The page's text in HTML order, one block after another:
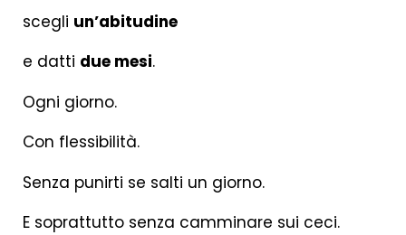
scegli un’abitudine
e datti due mesi.
Ogni giorno.
Con flessibilità.
Senza punirti se salti un giorno.
E soprattutto senza camminare sui ceci.